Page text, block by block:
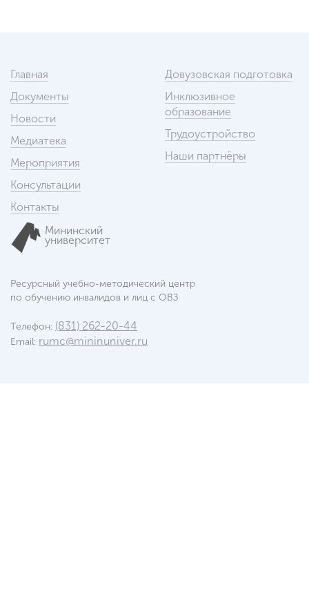
Главная
Документы
Новости
Медиатека
Мероприятия
Консультации
Контакты
Довузовская подготовка
Инклюзивное
образование
Трудоустройство
Наши партнёры
Мининский
университет
Ресурсный учебно-методический центр
по обучению инвалидов и лиц с ОВЗ
Телефон: (831) 262-20-44
Email: rumc@mininuniver.ru